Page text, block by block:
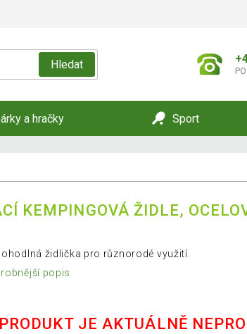
Hledat
a hračky Sport
KEMPINGOVÁ ŽIDLE,
židlička pro různorodé využití.
popis
PRODUKT JE AKTUÁLNĚ